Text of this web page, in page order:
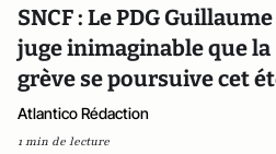
SNCF : Le PDG
juge inimaginable que la
grève se poursuive cet
Atlantico Rédaction
1 min de lecture